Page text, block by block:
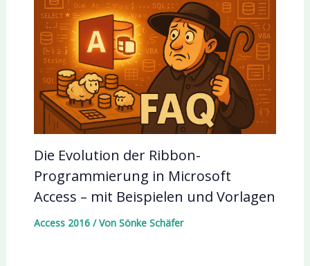
Die Evolution der Ribbon-
Programmierung in Microsoft
Access – mit Beispielen und Vorlagen
Access 2016/ Von Sönke Schäfer